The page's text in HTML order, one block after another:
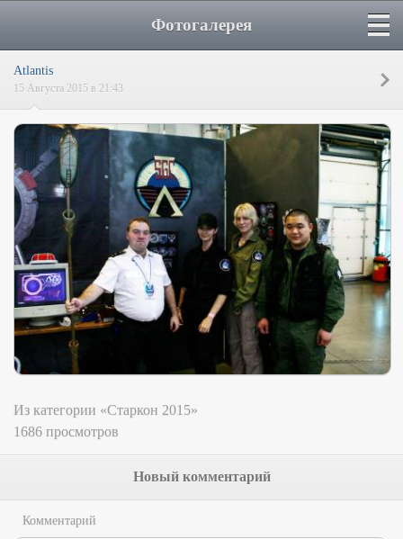
Фотогалерея
Atlantis
15 Августа 2015 в 21:43
Из категории «Старкон 2015»
1686 просмотров
Новый комментарий
Комментарий